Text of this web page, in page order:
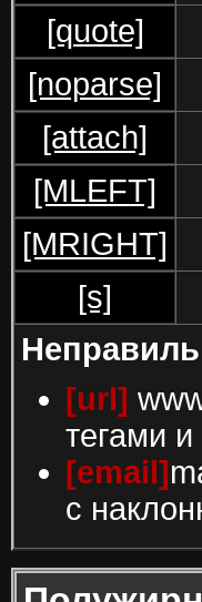
[quote]
[noparse]
[attach]
[MLEFT]
[MRIGHT]
[s]
[url]
тегами и
[email]
с